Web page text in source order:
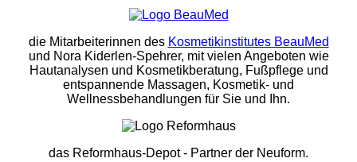
die Mitarbeiterinnen des Kosmetikinstitutes BeauMed
und Nora Kiderlen-Spehrer, mit vielen Angeboten wie
Hautanalysen und Kosmetikberatung, Fußpflege und
entspannende Massagen, Kosmetik- und
Wellnessbehandlungen für Sie und Ihn.
das Reformhaus-Depot- Partner der Neuform.